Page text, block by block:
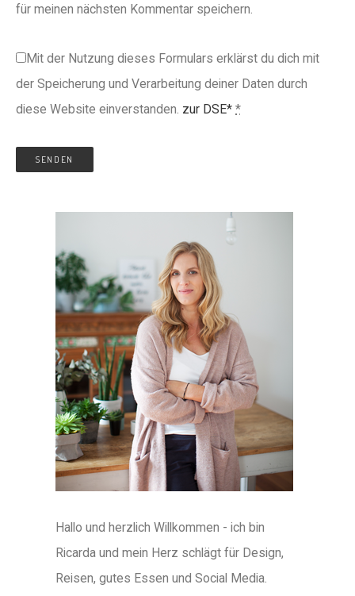
für meinen nächsten Kommentar speichern.
Mit der Nutzung dieses Formulars erklärst du dich mit
der Speicherung und Verarbeitung deiner Daten durch
diese Website einverstanden. zur DSE* *
Hallo und herzlich Willkommen - ich bin
Ricarda und mein Herz schlägt für Design,
Reisen, gutes Essen und Social Media.